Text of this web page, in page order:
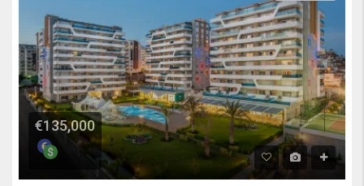
€135,000